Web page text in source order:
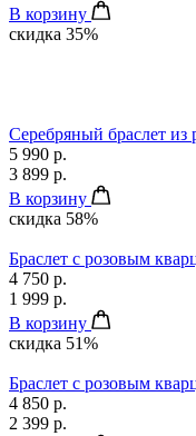
В корзину
скидка 35%
Серебряный браслет из
5 990 р.
3 899 р.
В корзину
скидка 58%
Браслет с розовым
4 750 р.
1 999 р.
В корзину
скидка 51%
Браслет с розовым
4 850 р.
2 399 р.